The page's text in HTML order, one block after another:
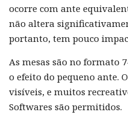
ocorre com ante
não altera
portanto, tem pouco
As mesas são no formato
o efeito do pequeno ante.
visíveis, e muitos
Softwares são permitidos.